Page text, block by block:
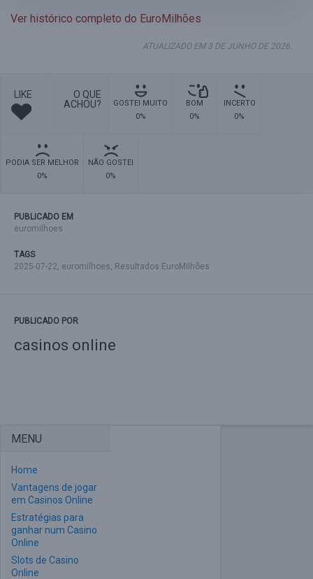
Ver histórico completo do EuroMilhões
ATUALIZADO EM 3 DE JUNHO DE 2026.
LIKE
O QUE
ACHOU?
GOSTEI MUITO
0%
BOM
0%
INCERTO
0%
PODIA SER MELHOR
0%
NÃO GOSTEI
0%
PUBLICADO EM
euromilhoes
TAGS
2025-07-22, euromilhoes, Resultados EuroMilhões
PUBLICADO POR
casinos online
MENU
Home
Vantagens de jogar
em Casinos Online
Estratégias para
ganhar num Casino
Online
Slots de Casino
Online